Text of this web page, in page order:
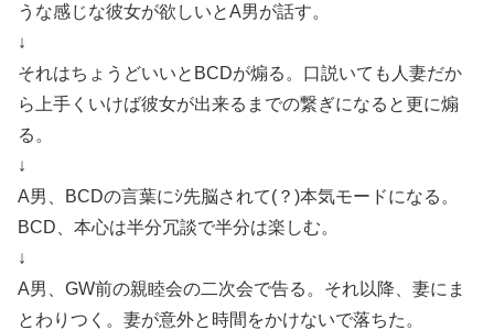
うな感じな彼女が欲しいとA男が話す。
↓
それはちょうどいいとBCDが煽る。口説いても人妻だか
ら上手くいけば彼女が出来るまでの繋ぎになると更に煽
る。
↓
A男、BCDの言葉にｼ先脳されて(？)本気モードになる。
BCD、本心は半分冗談で半分は楽しむ。
↓
A男、GW前の親睦会の二次会で告る。それ以降、妻にま
とわりつく。妻が意外と時間をかけないで落ちた。